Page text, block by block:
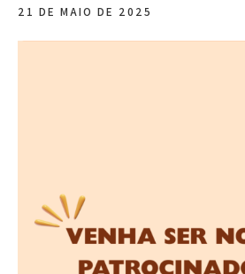
21 DE MAIO DE 2025